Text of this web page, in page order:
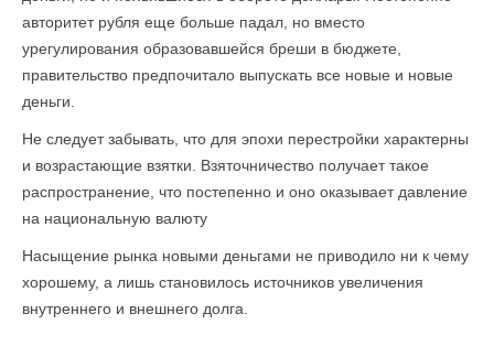
авторитет рубля еще больше падал, но вместо
урегулирования образовавшейся бреши в бюджете,
правительство предпочитало выпускать все новые и новые
деньги.
Не следует забывать, что для эпохи перестройки характерны
и возрастающие взятки. Взяточничество получает такое
распространение, что постепенно и оно оказывает давление
на национальную валюту
Насыщение рынка новыми деньгами не приводило ни к чему
хорошему, а лишь становилось источников увеличения
внутреннего и внешнего долга.